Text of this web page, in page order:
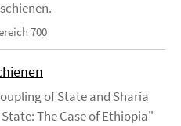
700
of State and Sharia
The Case of Ethiopia"